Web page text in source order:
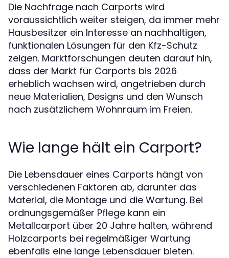
Die Nachfrage nach Carports wird
voraussichtlich weiter steigen, da immer mehr
Hausbesitzer ein Interesse an nachhaltigen,
funktionalen Lösungen für den Kfz-Schutz
zeigen. Marktforschungen deuten darauf hin,
dass der Markt für Carports bis 2026
erheblich wachsen wird, angetrieben durch
neue Materialien, Designs und den Wunsch
nach zusätzlichem Wohnraum im Freien.
Wie lange hält ein Carport?
Die Lebensdauer eines Carports hängt von
verschiedenen Faktoren ab, darunter das
Material, die Montage und die Wartung. Bei
ordnungsgemäßer Pflege kann ein
Metallcarport über 20 Jahre halten, während
Holzcarports bei regelmäßiger Wartung
ebenfalls eine lange Lebensdauer bieten.